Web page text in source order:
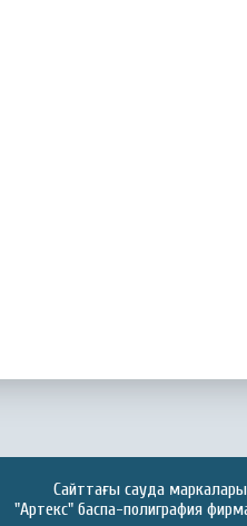
Сайттағы сауда маркалары
"Артекс" баспа-полиграфия